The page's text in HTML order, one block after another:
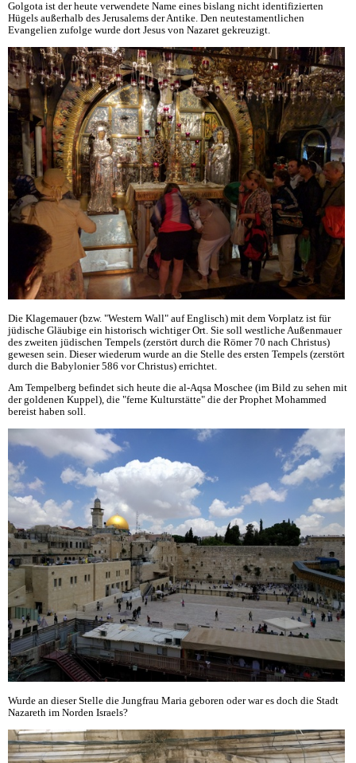
Golgota ist der heute verwendete Name eines bislang nicht identifizierten
Hügels außerhalb des Jerusalems der Antike. Den neutestamentlichen
Evangelien zufolge wurde dort Jesus von Nazaret gekreuzigt.
Die Klagemauer (bzw. "Western Wall" auf Englisch) mit dem Vorplatz ist für
jüdische Gläubige ein historisch wichtiger Ort. Sie soll westliche Außenmauer
des zweiten jüdischen Tempels (zerstört durch die Römer 70 nach Christus)
gewesen sein. Dieser wiederum wurde an die Stelle des ersten Tempels (zerstört
durch die Babylonier 586 vor Christus) errichtet.
Am Tempelberg befindet sich heute die al-Aqsa Moschee (im Bild zu sehen mit
der goldenen Kuppel), die "ferne Kulturstätte" die der Prophet Mohammed
bereist haben soll.
Wurde an dieser Stelle die Jungfrau Maria geboren oder war es doch die Stadt
Nazareth im Norden Israels?